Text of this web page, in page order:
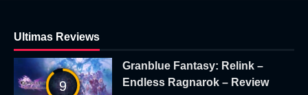
Ultimas Reviews
9
Granblue Fantasy: Relink –
Endless Ragnarok – Review